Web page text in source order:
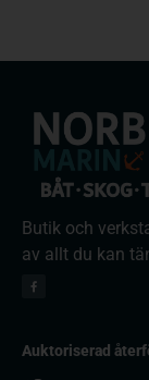
Butik och
av allt du kan
Auktoriserad